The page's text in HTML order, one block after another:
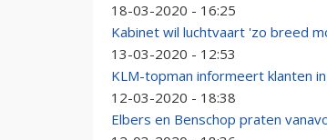
18-03-2020 - 16:25
Kabinet wil luchtvaart 'zo breed
13-03-2020 - 12:53
KLM-topman informeert klanten
12-03-2020 - 18:38
Elbers en Benschop praten